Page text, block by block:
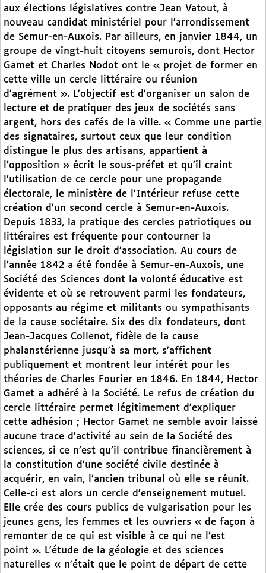
aux élections législatives contre Jean Vatout, à
nouveau candidat ministériel pour l’arrondissement
de Semur-en-Auxois. Par ailleurs, en janvier 1844, un
groupe de vingt-huit citoyens semurois, dont Hector
Gamet et Charles Nodot ont le « projet de former en
cette ville un cercle littéraire ou réunion
d’agrément ». L’objectif est d’organiser un salon de
lecture et de pratiquer des jeux de sociétés sans
argent, hors des cafés de la ville. « Comme une partie
des signataires, surtout ceux que leur condition
distingue le plus des artisans, appartient à
l’opposition » écrit le sous-préfet et qu’il craint
l’utilisation de ce cercle pour une propagande
électorale, le ministère de l’Intérieur refuse cette
création d’un second cercle à Semur-en-Auxois.
Depuis 1833, la pratique des cercles patriotiques ou
littéraires est fréquente pour contourner la
législation sur le droit d’association. Au cours de
l’année 1842 a été fondée à Semur-en-Auxois, une
Société des Sciences dont la volonté éducative est
évidente et où se retrouvent parmi les fondateurs,
opposants au régime et militants ou sympathisants
de la cause sociétaire. Six des dix fondateurs, dont
Jean-Jacques Collenot, fidèle de la cause
phalanstérienne jusqu’à sa mort, s’affichent
publiquement et montrent leur intérêt pour les
théories de Charles Fourier en 1846. En 1844, Hector
Gamet a adhéré à la Société. Le refus de création du
cercle littéraire permet légitimement d’expliquer
cette adhésion ; Hector Gamet ne semble avoir laissé
aucune trace d’activité au sein de la Société des
sciences, si ce n’est qu’il contribue financièrement à
la constitution d’une société civile destinée à
acquérir, en vain, l’ancien tribunal où elle se réunit.
Celle-ci est alors un cercle d’enseignement mutuel.
Elle crée des cours publics de vulgarisation pour les
jeunes gens, les femmes et les ouvriers « de façon à
remonter de ce qui est visible à ce qui ne l’est
point ». L’étude de la géologie et des sciences
naturelles « n’était que le point de départ de cette